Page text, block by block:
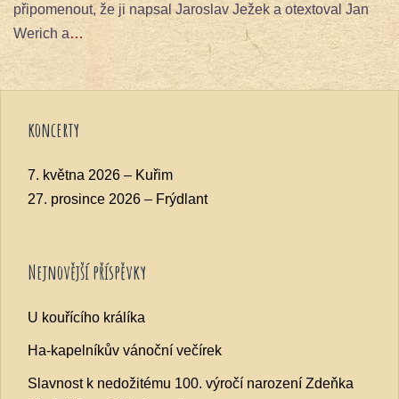
připomenout, že ji napsal Jaroslav Ježek a otextoval Jan
Werich a…
koncerty
7. května 2026 – Kuřim
27. prosince 2026 – Frýdlant
Nejnovější příspěvky
U kouřícího králíka
Ha-kapelníkův vánoční večírek
Slavnost k nedožitému 100. výročí narození Zdeňka